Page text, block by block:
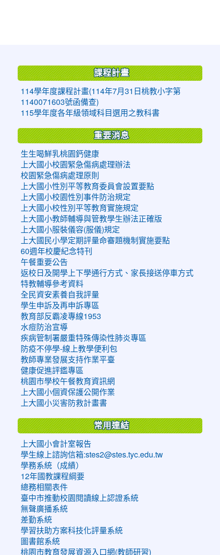
課程計畫
114學年度課程計畫(114年7月31日桃教小字第
1140071603號函備查)
115學年度各年級領域科目選用之教科書
重要消息
生生喝鮮乳桃園鈣健康
上大國小校園緊急傷病處理辦法
校園緊急傷病處理原則
上大國小性別平等教育委員會設置要點
上大國小校園性別事件防治規定
上大國小校性別平等教育實施規定
上大國小教師輔導與管教學生辦法正確版
上大國小服裝儀容(服儀)規定
上大國民小學定期評量命審題機制實施要點
60週年校慶紀念特刊
午餐重要公告
返校日及開學上下學通行方式、家長接送停車方式
特教輔導參考資料
全民資安素養自我評量
學生申訴及再申訴專區
教育部反霸凌專線1953
水痘防治宣導
疾病管制署嚴重特殊傳染性肺炎專區
防疫不停學-線上教學便利包
教師專業發展支持作業平臺
健康促進評鑑專區
桃園市學校午餐教育資訊網
上大國小個資保護公開作業
上大國小災害防救計畫書
常用連結
上大國小會計室報告
學生線上諮詢信箱:stes2@stes.tyc.edu.tw
學務系統（成績）
12年國教課程綱要
總務相關表件
臺中市推動校園閱讀線上認證系統
無聲廣播系統
差勤系統
學習扶助方案科技化評量系統
圖書館系統
桃園市教育發展資源入口網(教師研習)